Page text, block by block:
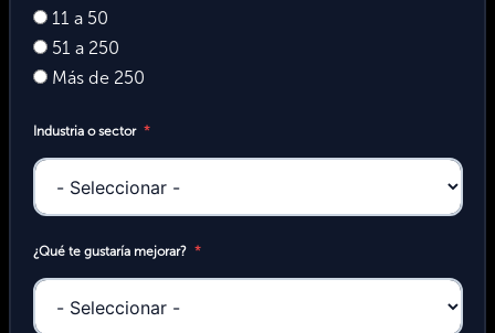
11 a 50
51 a 250
Más de 250
Industria o sector
¿Qué te gustaría mejorar?